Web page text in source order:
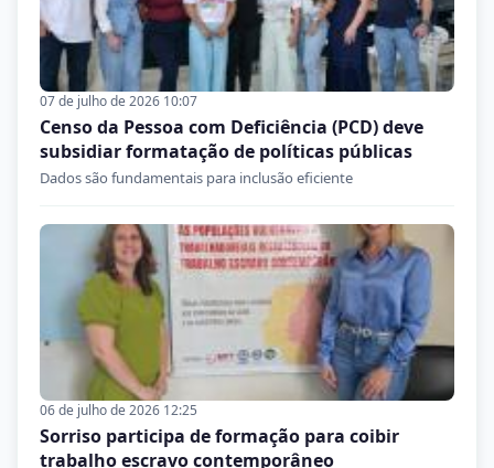
07 de julho de 2026 10:07
Censo da Pessoa com Deficiência (PCD) deve
subsidiar formatação de políticas públicas
Dados são fundamentais para inclusão eficiente
06 de julho de 2026 12:25
Sorriso participa de formação para coibir
trabalho escravo contemporâneo